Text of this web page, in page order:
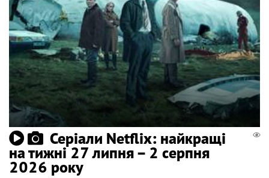
Серіали Netflix: найкращі
на тижні 27 липня – 2 серпня
2026 року